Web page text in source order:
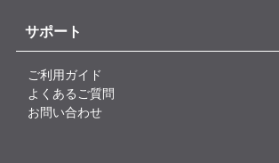
サポート
ご利用ガイド
よくあるご質問
お問い合わせ